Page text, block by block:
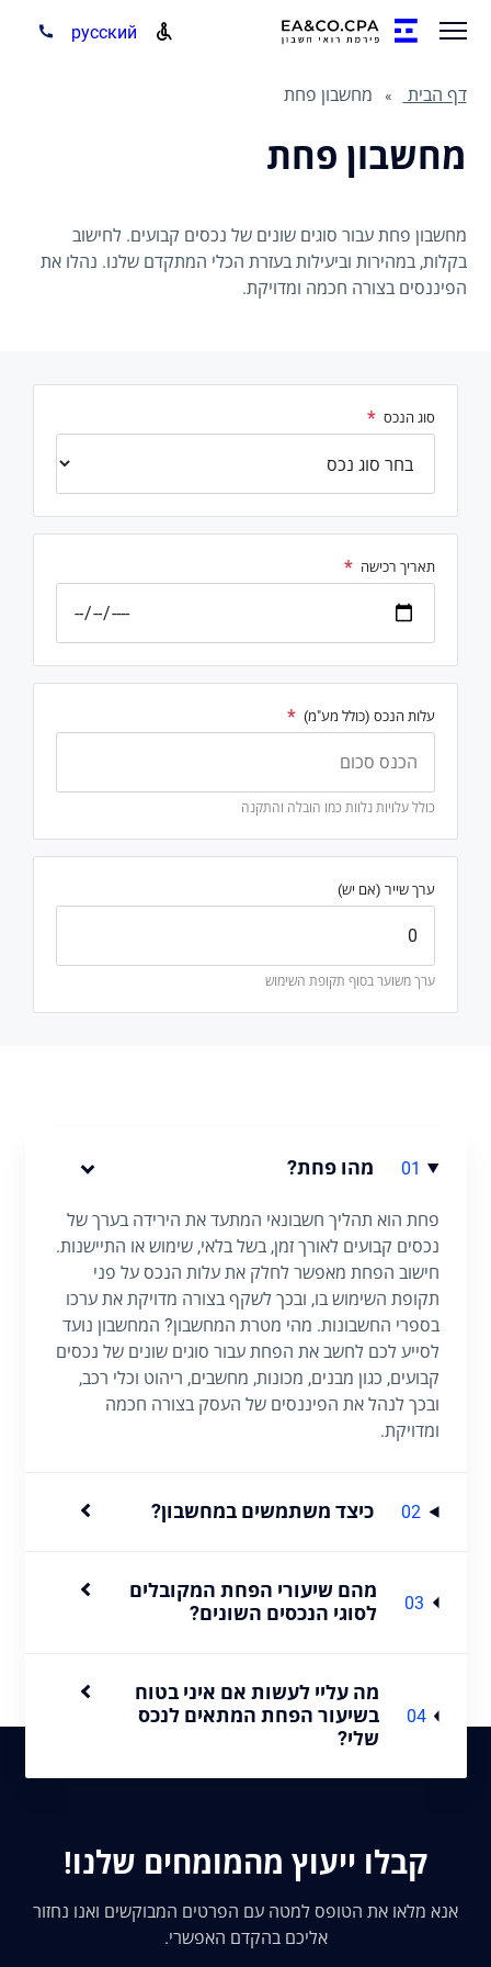
русский
דף הבית מחשבון פחת
מחשבון פחת
מחשבון פחת עבור סוגים שונים של נכסים קבועים. לחישוב
בקלות, במהירות וביעילות בעזרת הכלי המתקדם שלנו. נהלו את
הפיננסים בצורה חכמה ומדויקת.
סוג הנכס
תאריך רכישה
עלות הנכס (כולל מע"מ)
כולל עלויות נלוות כמו הובלה והתקנה
ערך שייר (אם יש)
ערך משוער בסוף תקופת השימוש
01 מהו פחת?
פחת הוא תהליך חשבונאי המתעד את הירידה בערך של
נכסים קבועים לאורך זמן, בשל בלאי, שימוש או התיישנות.
חישוב הפחת מאפשר לחלק את עלות הנכס על פני
תקופת השימוש בו, ובכך לשקף בצורה מדויקת את ערכו
בספרי החשבונות. מהי מטרת המחשבון? המחשבון נועד
לסייע לכם לחשב את הפחת עבור סוגים שונים של נכסים
קבועים, כגון מבנים, מכונות, מחשבים, ריהוט וכלי רכב,
ובכך לנהל את הפיננסים של העסק בצורה חכמה
ומדויקת.
02 כיצד משתמשים במחשבון?
03
מהם שיעורי הפחת המקובלים
לסוגי הנכסים השונים?
04
מה עליי לעשות אם איני בטוח
בשיעור הפחת המתאים לנכס
שלי?
קבלו ייעוץ מהמומחים שלנו!
אנא מלאו את הטופס למטה עם הפרטים המבוקשים ואנו נחזור
אליכם בהקדם האפשרי.